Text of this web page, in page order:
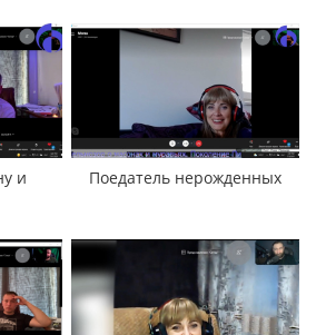
и
Поедатель нерожденных